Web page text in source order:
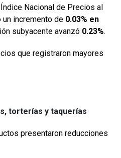
Nacional de Precios al
incremento de 0.03% en
subyacente avanzó 0.23%.
que registraron mayores
torterías y taquerías
presentaron reducciones